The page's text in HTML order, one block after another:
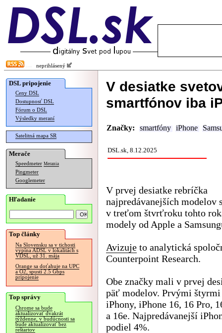
neprihlásený
DSL pripojenie
Ceny DSL
Dostupnosť DSL
Fórum o DSL
Výsledky meraní
Satelitná mapa SR
Merače
Speedmeter Merania
Pingmeter
Googlemeter
Hľadanie
Top články
Na Slovensku sa v tichosti
vypína ADSL v lokalitách s
VDSL, už 31. mája
Orange sa doťahuje na UPC
a O2, spustí 2.5 Gbps
pripojenie
Top správy
Chrome sa bude
aktualizovať dvakrát
týždenne, v budúcnosti sa
bude aktualizovať bez
reštartov
V desiatke
smartfónov iba
Značky: smartfóny iPhone
DSL.sk, 8.12.2025
V prvej desiatke rebríčka
najpredávanejších modelov
v treťom štvrťroku tohto
modely od Apple a
Avizuje to analytická
Counterpoint Research.
Obe značky mali v prvej
päť modelov. Prvými
iPhony, iPhone 16, 16 Pro,
a 16e. Najpredávanejší
podiel 4%.